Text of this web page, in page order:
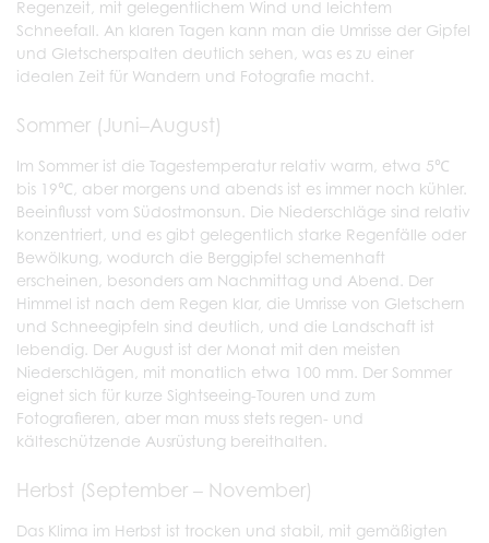
Regenzeit, mit gelegentlichem Wind und leichtem
Schneefall. An klaren Tagen kann man die Umrisse der Gipfel
und Gletscherspalten deutlich sehen, was es zu einer
idealen Zeit für Wandern und Fotografie macht.
Sommer (Juni–August)
Im Sommer ist die Tagestemperatur relativ warm, etwa 5℃
bis 19℃, aber morgens und abends ist es immer noch kühler.
Beeinflusst vom Südostmonsun. Die Niederschläge sind relativ
konzentriert, und es gibt gelegentlich starke Regenfälle oder
Bewölkung, wodurch die Berggipfel schemenhaft
erscheinen, besonders am Nachmittag und Abend. Der
Himmel ist nach dem Regen klar, die Umrisse von Gletschern
und Schneegipfeln sind deutlich, und die Landschaft ist
lebendig. Der August ist der Monat mit den meisten
Niederschlägen, mit monatlich etwa 100 mm. Der Sommer
eignet sich für kurze Sightseeing-Touren und zum
Fotografieren, aber man muss stets regen- und
kälteschützende Ausrüstung bereithalten.
Herbst (September – November)
Das Klima im Herbst ist trocken und stabil, mit gemäßigten